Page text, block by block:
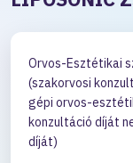
Orvos-Esztétikai
(szakorvosi
gépi orvos-
konzultáció díját
díját)